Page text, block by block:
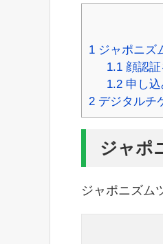
1 ジャポニズ
1.1顔認証
1.2申し込
2 デジタルチ
ジャポ
ジャポニズム